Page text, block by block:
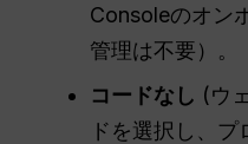
Consoleのオン
管理は不要）。
コードなし (ウ
ドを選択し、